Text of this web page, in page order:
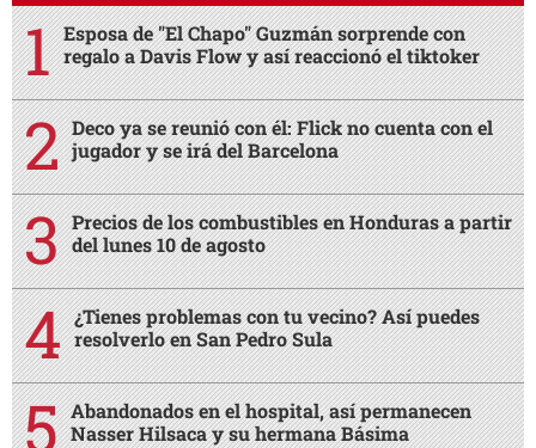
Esposa de "El Chapo" Guzmán sorprende con
regalo a Davis Flow y así reaccionó el tiktoker
Deco ya se reunió con él: Flick no cuenta con el
jugador y se irá del Barcelona
Precios de los combustibles en Honduras a partir
del lunes 10 de agosto
¿Tienes problemas con tu vecino? Así puedes
resolverlo en San Pedro Sula
Abandonados en el hospital, así permanecen
Nasser Hilsaca y su hermana Básima